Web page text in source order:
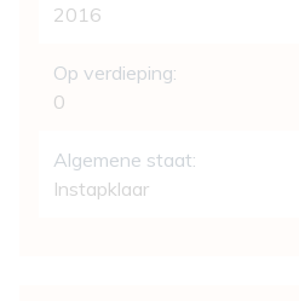
2016
Op verdieping:
0
Algemene staat:
Instapklaar